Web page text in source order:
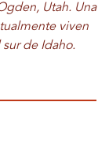
Utah. Una
viven
de Idaho.